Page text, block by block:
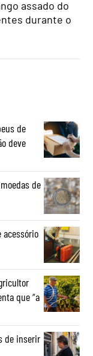
assado do
durante o
de
deve
de
acessório
que “a
de inserir